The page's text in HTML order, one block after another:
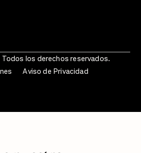
los derechos reservados.
Aviso de Privacidad